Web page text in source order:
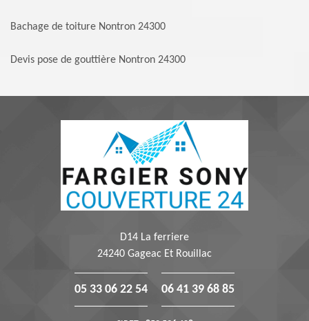
Bachage de toiture Nontron 24300
Devis pose de gouttière Nontron 24300
D14 La ferriere
24240 Gageac Et Rouillac
05 33 06 22 54 06 41 39 68 85